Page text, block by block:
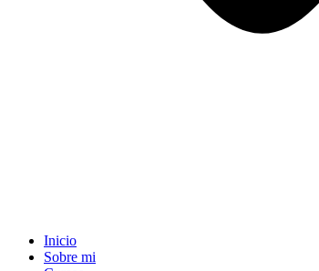
Inicio
Sobre mi